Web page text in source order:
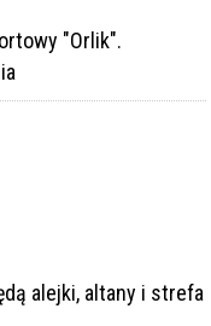
"Orlik".
alejki, altany i strefa